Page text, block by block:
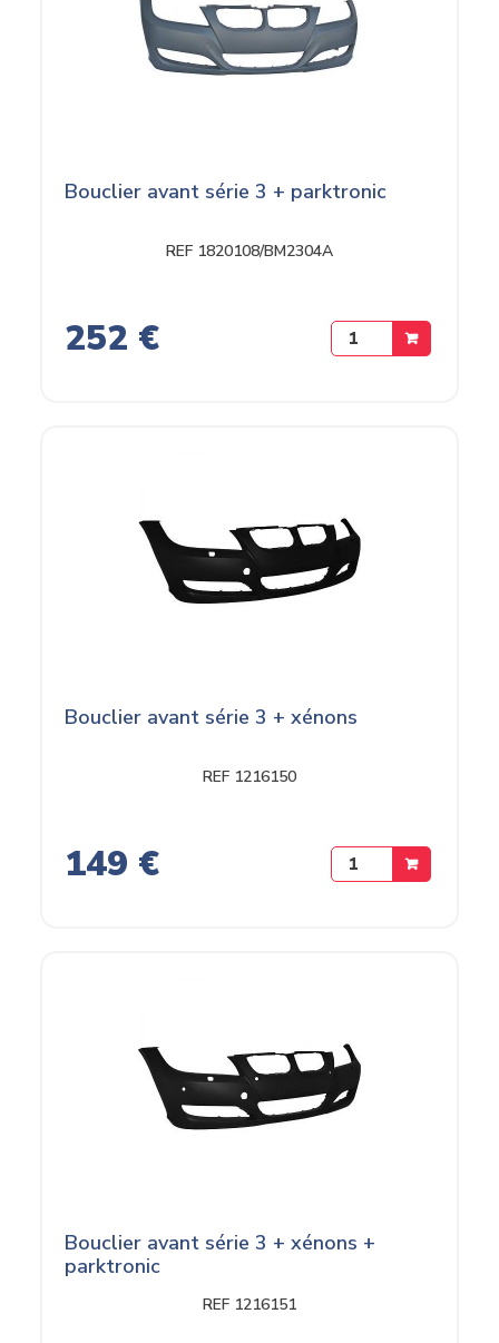
Bouclier avant série 3 + parktronic
REF 1820108/BM2304A
252 €
Bouclier avant série 3 + xénons
REF 1216150
149 €
Bouclier avant série 3 + xénons +
parktronic
REF 1216151